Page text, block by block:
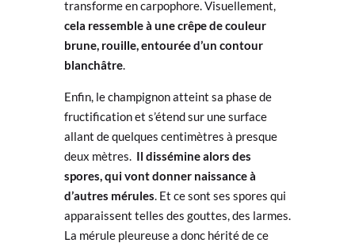
transforme en carpophore. Visuellement,
cela ressemble à une crêpe de couleur
brune, rouille, entourée d’un contour
blanchâtre.
Enfin, le champignon atteint sa phase de
fructification et s’étend sur une surface
allant de quelques centimètres à presque
deux mètres. Il dissémine alors des
spores, qui vont donner naissance à
d’autres mérules. Et ce sont ses spores qui
apparaissent telles des gouttes, des larmes.
La mérule pleureuse a donc hérité de ce